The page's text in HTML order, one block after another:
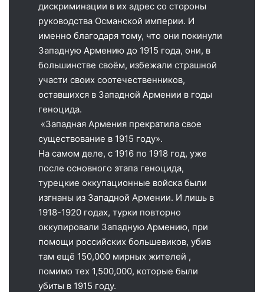
дискриминации в их адрес со стороны
руководства Османской империи. И
именно благодаря тому, что они покинули
Западную Армению до 1915 года, они, в
большинстве своём, избежали страшной
участи своих соотечественников,
оставшихся в Западной Армении в годы
геноцида.
«Западная Армения прекратила свое
существование в 1915 году».
На самом деле, с 1916 по 1918 год, уже
после основного этапа геноцида,
турецкие оккупационные войска были
изгнаны из Западной Армении. И лишь в
1918-1920 годах, турки повторно
оккупировали Западную Армению, при
помощи российских большевиков, убив
там ещё 150,000 мирных жителей ,
помимо тех 1,500,000, которые были
убиты в 1915 году.